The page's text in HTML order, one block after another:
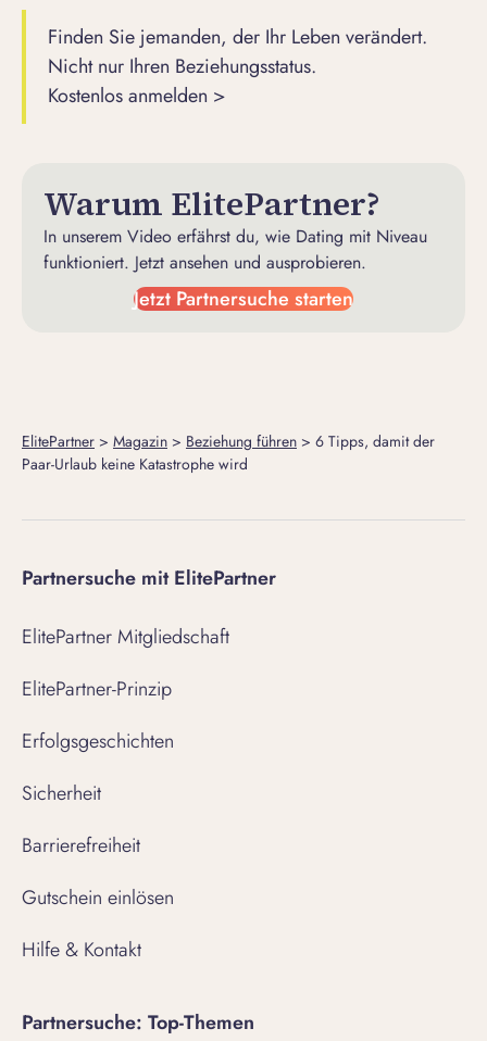
Finden Sie jemanden, der Ihr Leben verändert.
Nicht nur Ihren Beziehungsstatus.
Kostenlos anmelden >
Warum ElitePartner?
In unserem Video erfährst du, wie Dating mit Niveau
funktioniert. Jetzt ansehen und ausprobieren.
Jetzt Partnersuche starten
ElitePartner > Magazin > Beziehung führen > 6 Tipps, damit der
Paar-Urlaub keine Katastrophe wird
Partnersuche mit ElitePartner
ElitePartner Mitgliedschaft
ElitePartner-Prinzip
Erfolgsgeschichten
Sicherheit
Barrierefreiheit
Gutschein einlösen
Hilfe & Kontakt
Partnersuche: Top-Themen